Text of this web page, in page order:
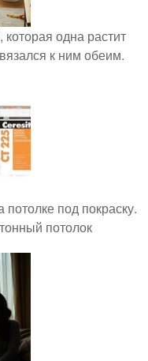
одна растит
к ним обеим.
потолке под покраску.
потолок